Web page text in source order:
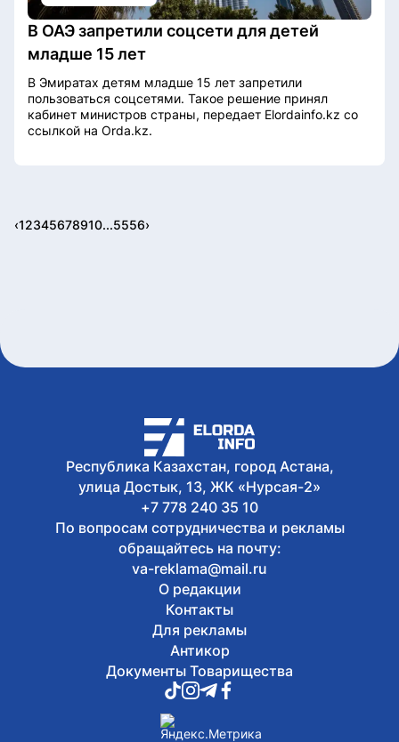
В ОАЭ запретили соцсети для детей
младше 15 лет
В Эмиратах детям младше 15 лет запретили
пользоваться соцсетями. Такое решение принял
кабинет министров страны, передает Elordainfo.kz со
ссылкой на Orda.kz.
‹12345678910...5556›
Республика Казахстан, город Астана,
улица Достык, 13, ЖК «Нурсая-2»
+7 778 240 35 10
По вопросам сотрудничества и рекламы
обращайтесь на почту:
va-reklama@mail.ru
О редакции
Контакты
Для рекламы
Антикор
Документы Товарищества